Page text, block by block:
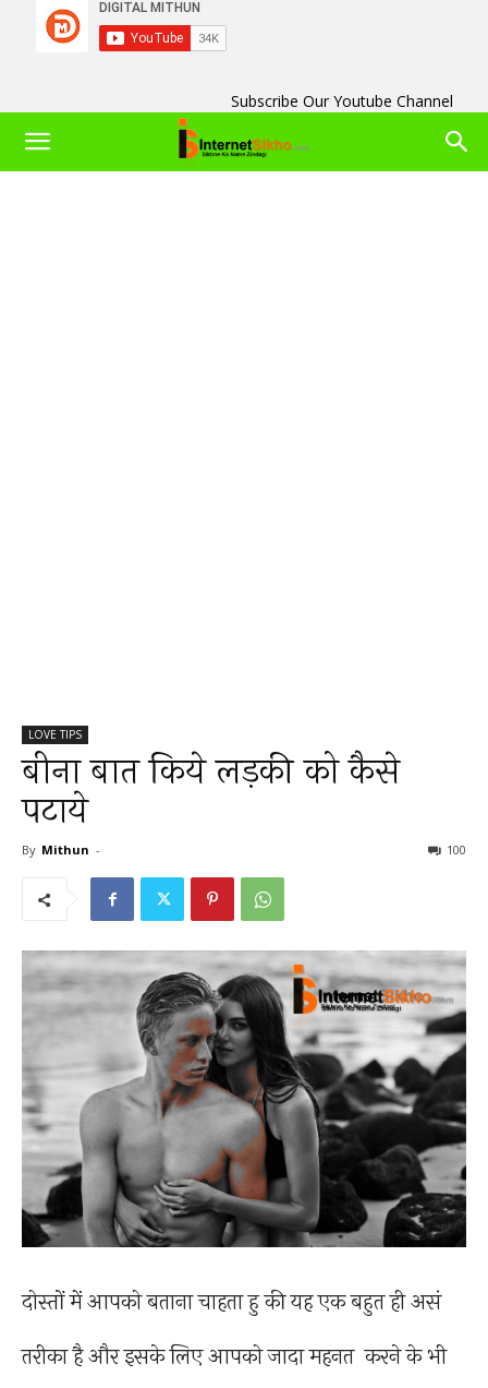
Subscribe Our Youtube Channel
LOVE TIPS
बीना बात किये लड़की को कैसे
पटाये
By Mithun - 100
दोस्तों में आपको बताना चाहता हु की यह एक बहुत ही असं
तरीका है और इसके लिए आपको जादा महनत करने के भी